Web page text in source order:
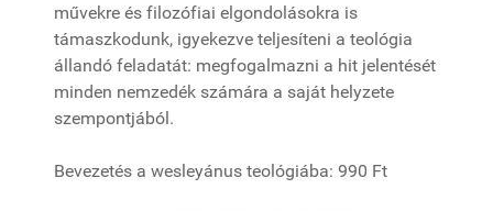
művekre és filozófiai elgondolásokra is
támaszkodunk, igyekezve teljesíteni a teológia
állandó feladatát: megfogalmazni a hit jelentését
minden nemzedék számára a saját helyzete
szempontjából.
Bevezetés a wesleyánus teológiába: 990 Ft